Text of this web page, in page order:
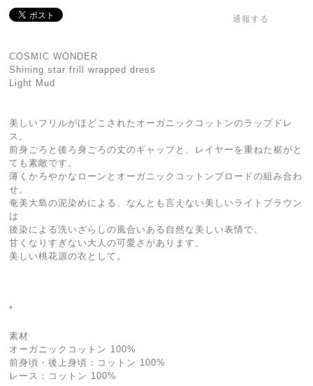
通報する
COSMIC WONDER
Shining star frill wrapped dress
Light Mud
美しいフリルがほどこされたオーガニックコットンのラップドレ
ス。
前身ごろと後ろ身ごろの丈のギャップと、レイヤーを重ねた裾がと
ても素敵です。
薄くかろやかなローンとオーガニックコットンブロードの組み合わ
せ。
奄美大島の泥染めによる、なんとも言えない美しいライトブラウン
は
後染による洗いざらしの風合いある自然な美しい表情で、
甘くなりすぎない大人の可愛さがあります。
美しい桃花源の衣として。
*
素材
オーガニックコットン 100%
前身頃・後上身頃：コットン 100%
レース：コットン 100%